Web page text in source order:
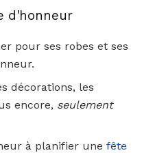
d'honneur
pour ses robes et ses
décorations, les
encore, seulement
à planifier une fête